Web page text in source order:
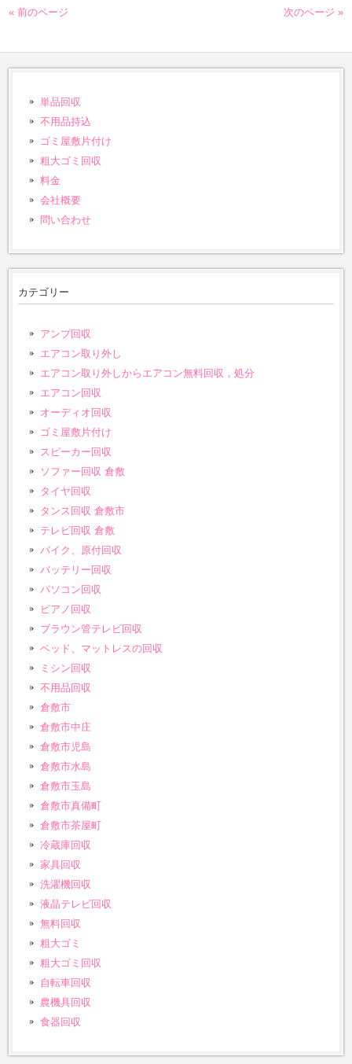
« 前のページ 次のページ »
単品回収
不用品持込
ゴミ屋敷片付け
粗大ゴミ回収
料金
会社概要
問い合わせ
カテゴリー
アンプ回収
エアコン取り外し
エアコン取り外しからエアコン無料回収，処分
エアコン回収
オーディオ回収
ゴミ屋敷片付け
スピーカー回収
ソファー回収 倉敷
タイヤ回収
タンス回収 倉敷市
テレビ回収 倉敷
バイク、原付回収
バッテリー回収
パソコン回収
ピアノ回収
ブラウン管テレビ回収
ベッド、マットレスの回収
ミシン回収
不用品回収
倉敷市
倉敷市中庄
倉敷市児島
倉敷市水島
倉敷市玉島
倉敷市真備町
倉敷市茶屋町
冷蔵庫回収
家具回収
洗濯機回収
液晶テレビ回収
無料回収
粗大ゴミ
粗大ゴミ回収
自転車回収
農機具回収
食器回収